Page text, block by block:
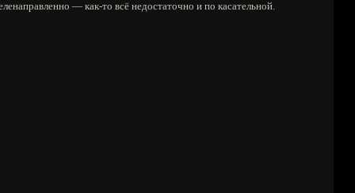
— как-то всё недостаточно и по касательной.